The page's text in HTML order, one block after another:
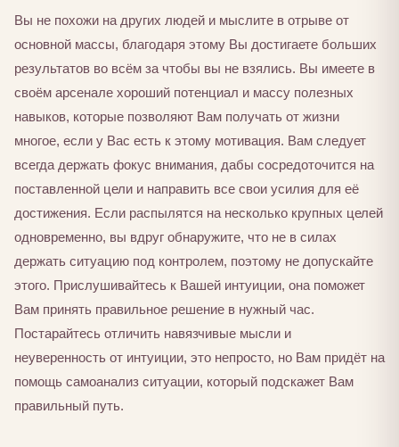
Вы не похожи на других людей и мыслите в отрыве от
основной массы, благодаря этому Вы достигаете больших
результатов во всём за чтобы вы не взялись. Вы имеете в
своём арсенале хороший потенциал и массу полезных
навыков, которые позволяют Вам получать от жизни
многое, если у Вас есть к этому мотивация. Вам следует
всегда держать фокус внимания, дабы сосредоточится на
поставленной цели и направить все свои усилия для её
достижения. Если распылятся на несколько крупных целей
одновременно, вы вдруг обнаружите, что не в силах
держать ситуацию под контролем, поэтому не допускайте
этого. Прислушивайтесь к Вашей интуиции, она поможет
Вам принять правильное решение в нужный час.
Постарайтесь отличить навязчивые мысли и
неуверенность от интуиции, это непросто, но Вам придёт на
помощь самоанализ ситуации, который подскажет Вам
правильный путь.